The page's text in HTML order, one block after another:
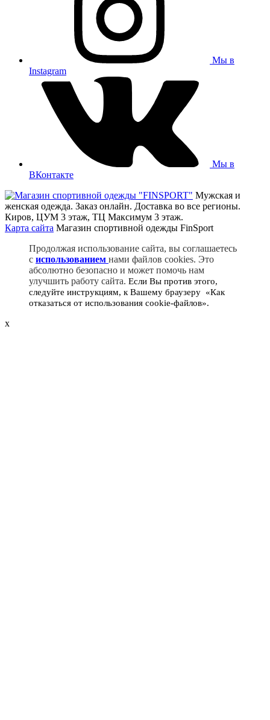
Мы в
Instagram
Мы в
ВКонтакте
Мужская и
женская одежда. Заказ онлайн. Доставка во все регионы.
Киров, ЦУМ 3 этаж, ТЦ Максимум 3 этаж.
Карта сайта Магазин спортивной одежды FinSport
Продолжая использование сайта, вы соглашаетесь
c использованием нами файлов cookies. Это
абсолютно безопасно и может помочь нам
улучшить работу сайта. Если Вы против этого,
следуйте инструкциям, к Вашему браузеру «Как
отказаться от использования cookie-файлов».
x